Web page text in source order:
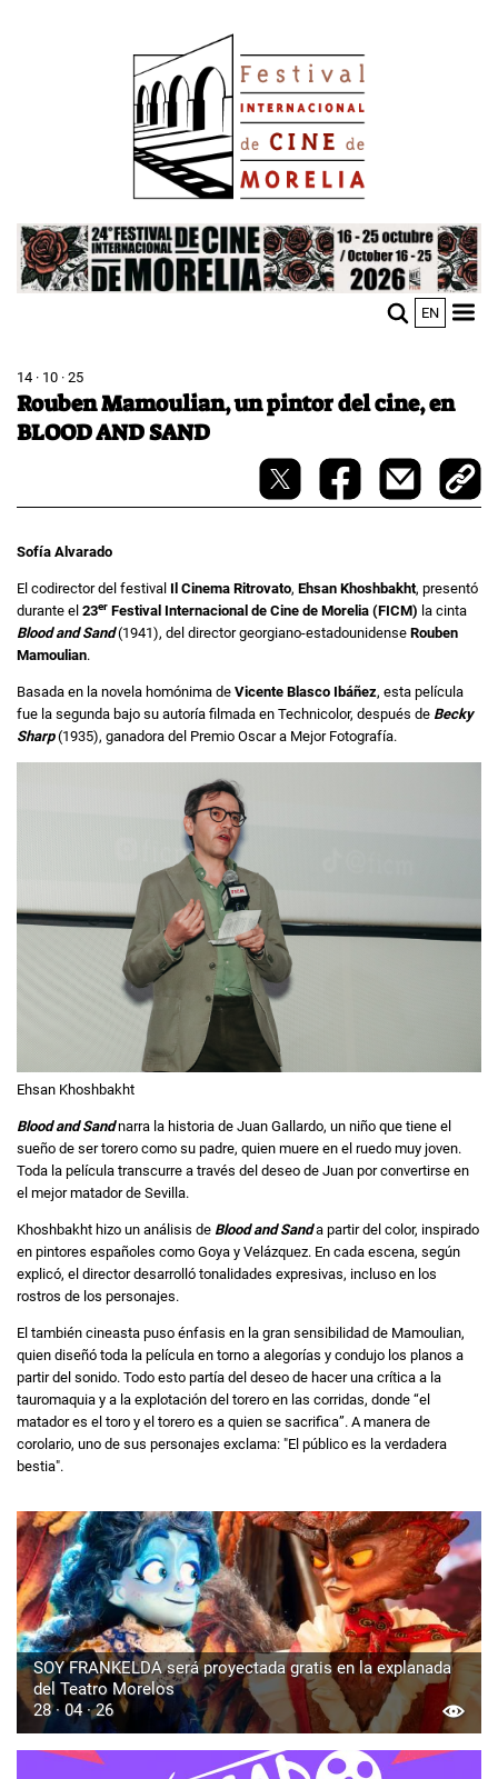
Image
EN
14 · 10 · 25
Rouben Mamoulian, un pintor del cine, en
BLOOD AND SAND
Sofía Alvarado
El codirector del festival Il Cinema Ritrovato, Ehsan Khoshbakht, presentó
durante el 23er Festival Internacional de Cine de Morelia (FICM) la cinta
Blood and Sand(1941), del director georgiano-estadounidense Rouben
Mamoulian.
Basada en la novela homónima de Vicente Blasco Ibáñez, esta película
fue la segunda bajo su autoría filmada en Technicolor, después de Becky
Sharp(1935), ganadora del Premio Oscar a Mejor Fotografía.
Ehsan Khoshbakht
Blood and Sandnarra la historia de Juan Gallardo, un niño que tiene el
sueño de ser torero como su padre, quien muere en el ruedo muy joven.
Toda la película transcurre a través del deseo de Juan por convertirse en
el mejor matador de Sevilla.
Khoshbakht hizo un análisis de Blood and Sanda partir del color, inspirado
en pintores españoles como Goya y Velázquez. En cada escena, según
explicó, el director desarrolló tonalidades expresivas, incluso en los
rostros de los personajes.
El también cineasta puso énfasis en la gran sensibilidad de Mamoulian,
quien diseñó toda la película en torno a alegorías y condujo los planos a
partir del sonido. Todo esto partía del deseo de hacer una crítica a la
tauromaquia y a la explotación del torero en las corridas, donde “el
matador es el toro y el torero es a quien se sacrifica”. A manera de
corolario, uno de sus personajes exclama: "El público es la verdadera
bestia".
SOY FRANKELDA será proyectada gratis en la explanada
del Teatro Morelos
28 · 04 · 26